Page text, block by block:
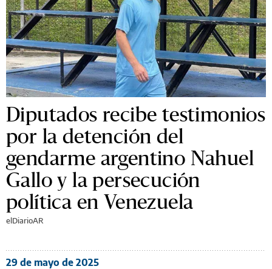
Diputados recibe testimonios
por la detención del
gendarme argentino Nahuel
Gallo y la persecución
política en Venezuela
elDiarioAR
29 de mayo de 2025